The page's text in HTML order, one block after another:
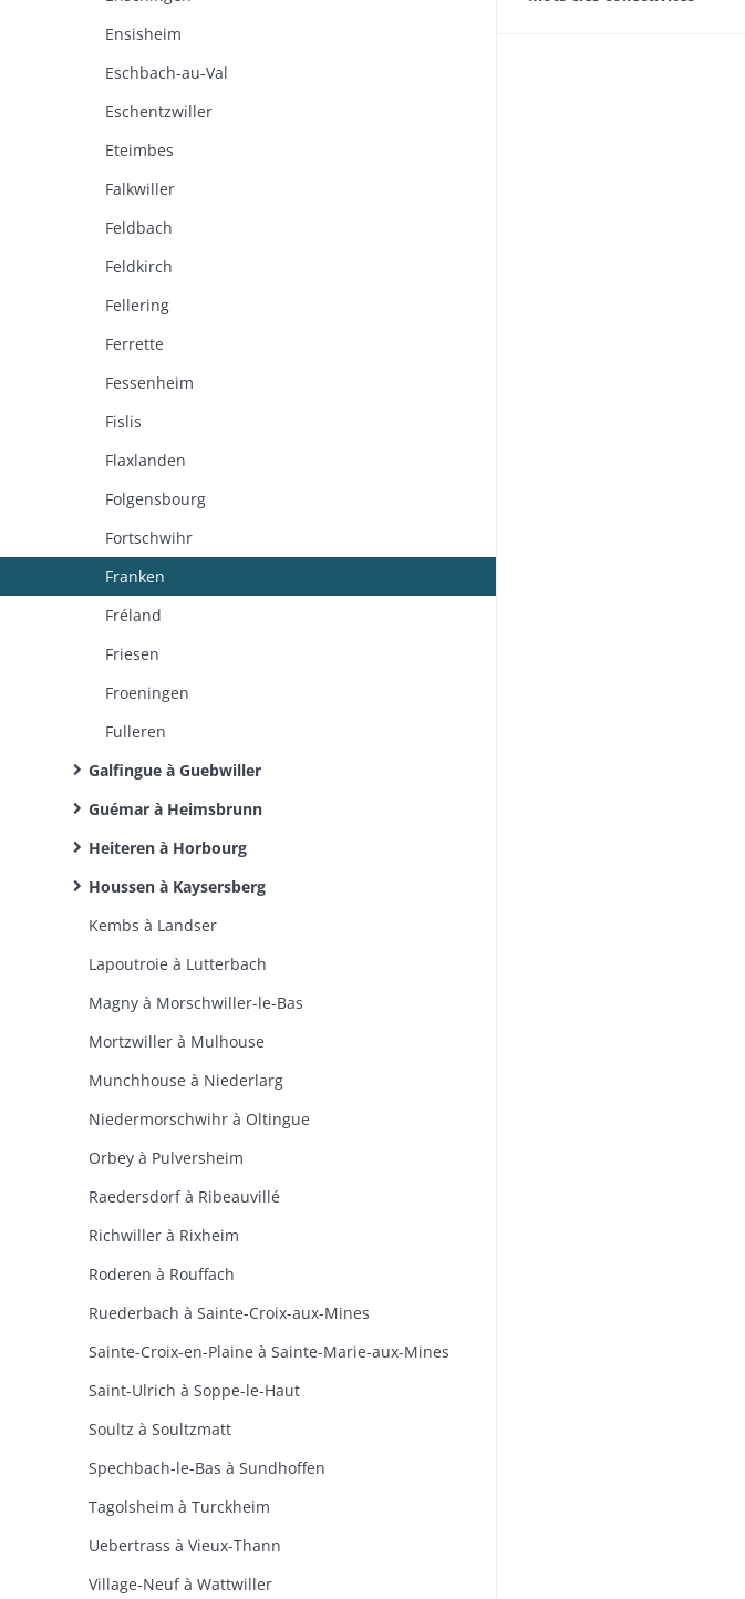
Ensisheim
Eschbach-au-Val
Eschentzwiller
Eteimbes
Falkwiller
Feldbach
Feldkirch
Fellering
Ferrette
Fessenheim
Fislis
Flaxlanden
Folgensbourg
Fortschwihr
Franken
Fréland
Friesen
Froeningen
Fulleren
Galfingue à Guebwiller
Guémar à Heimsbrunn
Heiteren à Horbourg
Houssen à Kaysersberg
Kembs à Landser
Lapoutroie à Lutterbach
Magny à Morschwiller-le-Bas
Mortzwiller à Mulhouse
Munchhouse à Niederlarg
Niedermorschwihr à Oltingue
Orbey à Pulversheim
Raedersdorf à Ribeauvillé
Richwiller à Rixheim
Roderen à Rouffach
Ruederbach à Sainte-Croix-aux-Mines
Sainte-Croix-en-Plaine à Sainte-Marie-aux-Mines
Saint-Ulrich à Soppe-le-Haut
Soultz à Soultzmatt
Spechbach-le-Bas à Sundhoffen
Tagolsheim à Turckheim
Uebertrass à Vieux-Thann
Village-Neuf à Wattwiller